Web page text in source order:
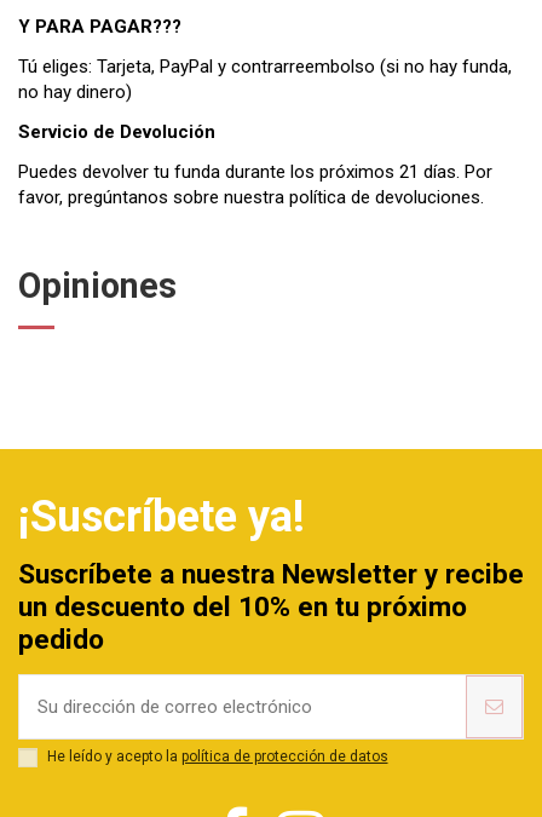
Y PARA PAGAR???
Tú eliges: Tarjeta, PayPal y contrarreembolso (si no hay funda,
no hay dinero)
Servicio de Devolución
Puedes devolver tu funda durante los próximos 21 días. Por
favor, pregúntanos sobre nuestra política de devoluciones.
Opiniones
¡Suscríbete ya!
Suscríbete a nuestra Newsletter y recibe
un descuento del 10% en tu próximo
pedido
He leído y acepto la política de protección de datos